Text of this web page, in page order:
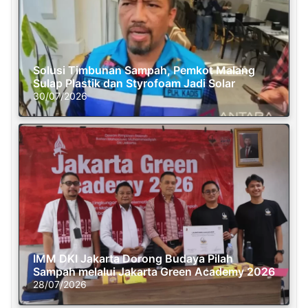
Solusi Timbunan Sampah, Pemkot Malang
Sulap Plastik dan Styrofoam Jadi Solar
30/07/2026
IMM DKI Jakarta Dorong Budaya Pilah
Sampah melalui Jakarta Green Academy 2026
28/07/2026